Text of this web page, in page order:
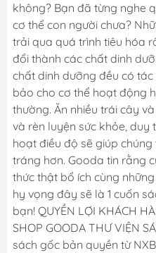
không? Bạn đã từng nghe
cơ thể con người chưa?
trải qua quá trình tiêu hóa
đổi thành các chất dinh
chất dinh dưỡng đều có
bảo cho cơ thể hoạt động
thường. Ăn nhiều trái cây
và rèn luyện sức khỏe, duy
hoạt điều độ sẽ giúp
tráng hơn. Gooda tin rằng
thức thật bổ ích cùng
hy vọng đây sẽ là 1 cuốn
bạn! QUYỀN LỢI KHÁCH
SHOP GOODA THƯ VIỆN
sách gốc bản quyền từ